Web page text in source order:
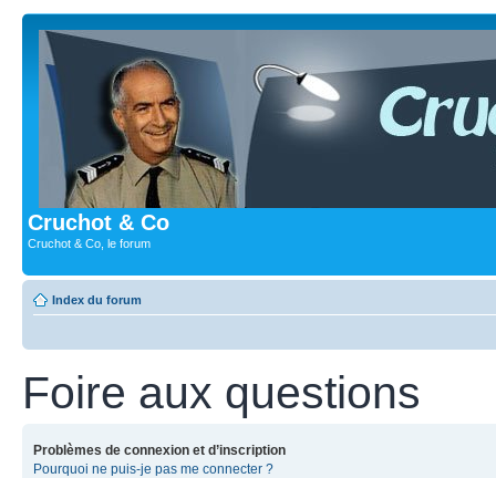
Cruchot & Co
Cruchot & Co, le forum
Index du forum
Foire aux questions
Problèmes de connexion et d’inscription
Pourquoi ne puis-je pas me connecter ?